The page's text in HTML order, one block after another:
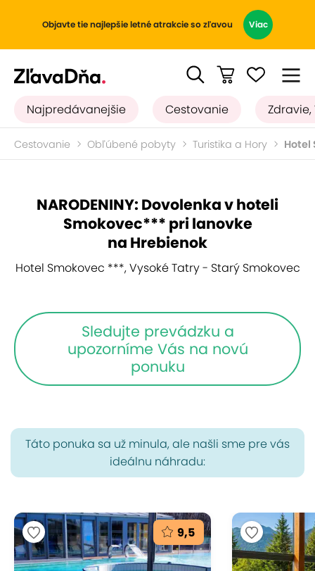
Objavte tie najlepšie letné atrakcie so zľavou Viac
Najpredávanejšie Cestovanie Zdravie,
Cestovanie Obľúbené pobyty Turistika a Hory Hotel
NARODENINY: Dovolenka v hoteli
Smokovec*** pri lanovke
na Hrebienok
Hotel Smokovec ***, Vysoké Tatry - Starý Smokovec
Sledujte prevádzku a
upozorníme Vás na novú
ponuku
Táto ponuka sa už minula, ale našli sme pre vás
ideálnu náhradu:
9,5